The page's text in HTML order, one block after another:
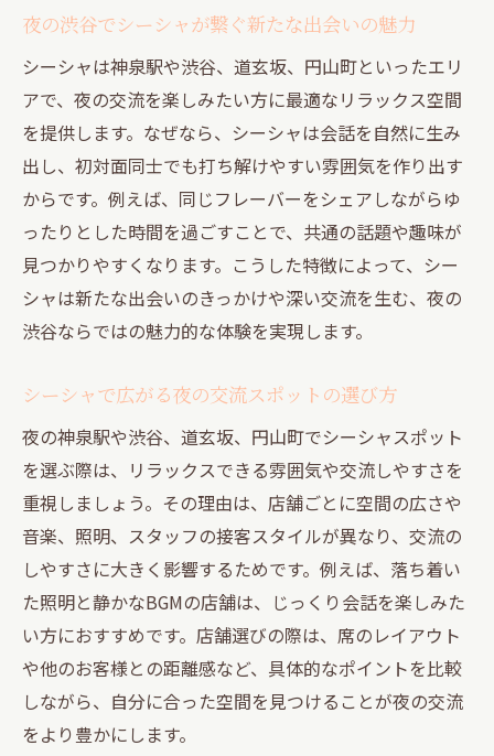
夜の渋谷でシーシャが繋ぐ新たな出会いの魅力
シーシャは神泉駅や渋谷、道玄坂、円山町といったエリ
アで、夜の交流を楽しみたい方に最適なリラックス空間
を提供します。なぜなら、シーシャは会話を自然に生み
出し、初対面同士でも打ち解けやすい雰囲気を作り出す
からです。例えば、同じフレーバーをシェアしながらゆ
ったりとした時間を過ごすことで、共通の話題や趣味が
見つかりやすくなります。こうした特徴によって、シー
シャは新たな出会いのきっかけや深い交流を生む、夜の
渋谷ならではの魅力的な体験を実現します。
シーシャで広がる夜の交流スポットの選び方
夜の神泉駅や渋谷、道玄坂、円山町でシーシャスポット
を選ぶ際は、リラックスできる雰囲気や交流しやすさを
重視しましょう。その理由は、店舗ごとに空間の広さや
音楽、照明、スタッフの接客スタイルが異なり、交流の
しやすさに大きく影響するためです。例えば、落ち着い
た照明と静かなBGMの店舗は、じっくり会話を楽しみた
い方におすすめです。店舗選びの際は、席のレイアウト
や他のお客様との距離感など、具体的なポイントを比較
しながら、自分に合った空間を見つけることが夜の交流
をより豊かにします。